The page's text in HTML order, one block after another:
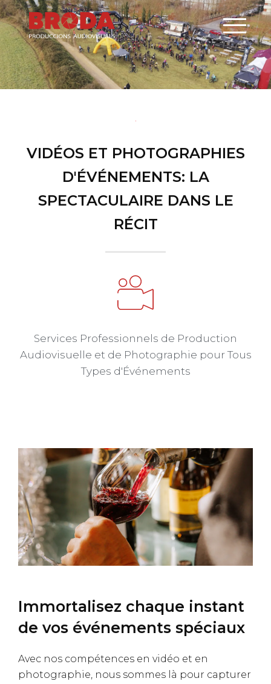
VIDÉOS ET PHOTOGRAPHIES
D'ÉVÉNEMENTS: LA
SPECTACULAIRE DANS LE
RÉCIT
Services Professionnels de Production
Audiovisuelle et de Photographie pour Tous
Types d'Événements
Immortalisez chaque instant
de vos événements spéciaux
Avec nos compétences en vidéo et en
photographie, nous sommes là pour capturer